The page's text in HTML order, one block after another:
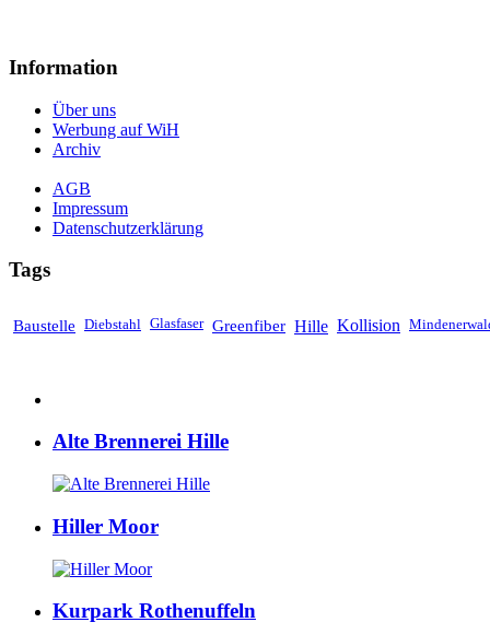
Information
Über uns
Werbung auf WiH
Archiv
AGB
Impressum
Datenschutzerklärung
Tags
Baustelle Diebstahl Glasfaser Greenfiber Hille Kollision
Alte Brennerei Hille
Hiller Moor
Kurpark Rothenuffeln